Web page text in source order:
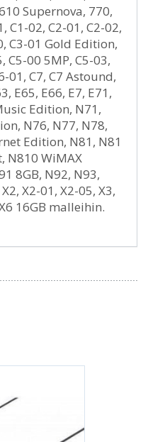
Supernova, 770,
C1-02, C2-01, C2-02,
C3-01 Gold Edition,
C5-00 5MP, C5-03,
01, C7, C7 Astound,
E65, E66, E7, E71,
Edition, N71,
N76, N77, N78,
Edition, N81, N81
N810 WiMAX
8GB, N92, N93,
X2-01, X2-05, X3,
16GB malleihin.